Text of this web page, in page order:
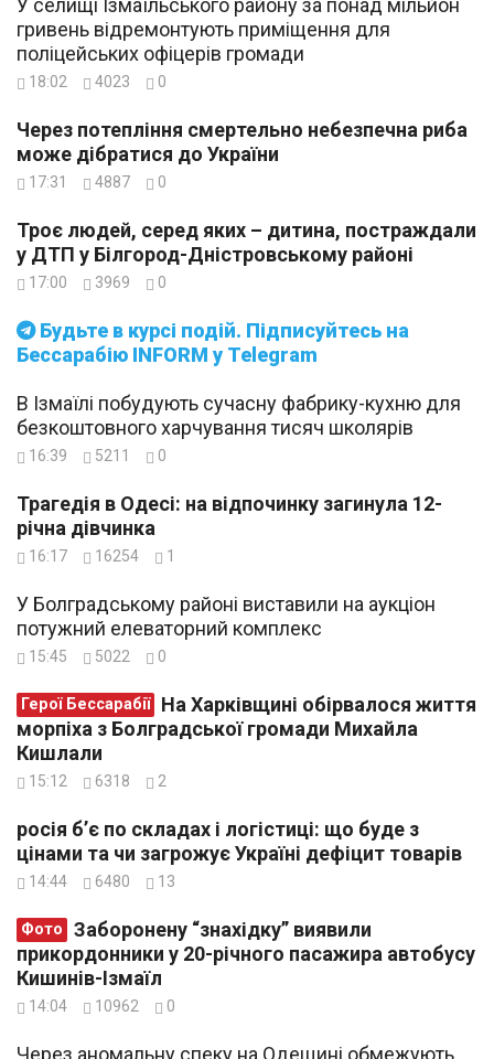
Будьте в курсі подій. Підписуйтесь на
Бессарабію INFORM у Telegram
У селищі Ізмаїльського району за понад мільйон
гривень відремонтують приміщення для
поліцейських офіцерів громади
18:02 4023 0
Через потепління смертельно небезпечна риба
може дібратися до України
17:31 4887 0
Троє людей, серед яких – дитина, постраждали
у ДТП у Білгород-Дністровському районі
17:00 3969 0
В Ізмаїлі побудують сучасну фабрику-кухню для
безкоштовного харчування тисяч школярів
16:39 5211 0
Трагедія в Одесі: на відпочинку загинула 12-
річна дівчинка
16:17 16254 1
У Болградському районі виставили на аукціон
потужний елеваторний комплекс
15:45 5022 0
Герої Бессарабії
морпіха з Болградської громади Михайла
Кишлали
15:12 6318 2
росія б’є по складах і логістиці: що буде з
цінами та чи загрожує Україні дефіцит товарів
14:44 6480 13
Фото
прикордонники у 20-річного пасажира автобусу
Кишинів-Ізмаїл
14:04 10962 0